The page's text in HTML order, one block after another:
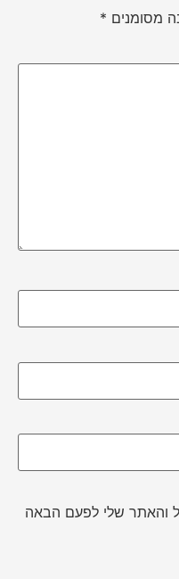
מסומנים *
והאתר שלי לפעם הבאה